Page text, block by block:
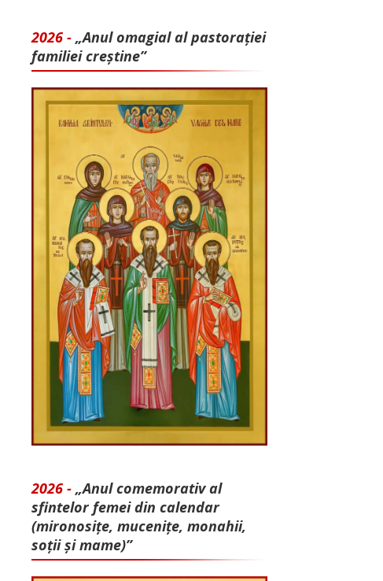
2026 - „Anul omagial al pastorației
familiei creștine”
2026 - „Anul comemorativ al
sfintelor femei din calendar
(mironosițe, mu­cenițe, monahii,
soții și mame)”